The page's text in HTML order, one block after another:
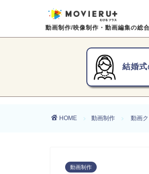
動画制作/映像制作・動画編集の総
結婚
HOME 動画制作 動画
動画制作